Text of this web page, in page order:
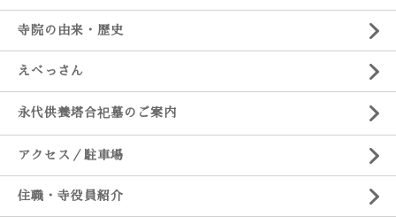
寺院の由来・歴史
えべっさん
永代供養塔合祀墓のご案内
アクセス／駐車場
住職・寺役員紹介